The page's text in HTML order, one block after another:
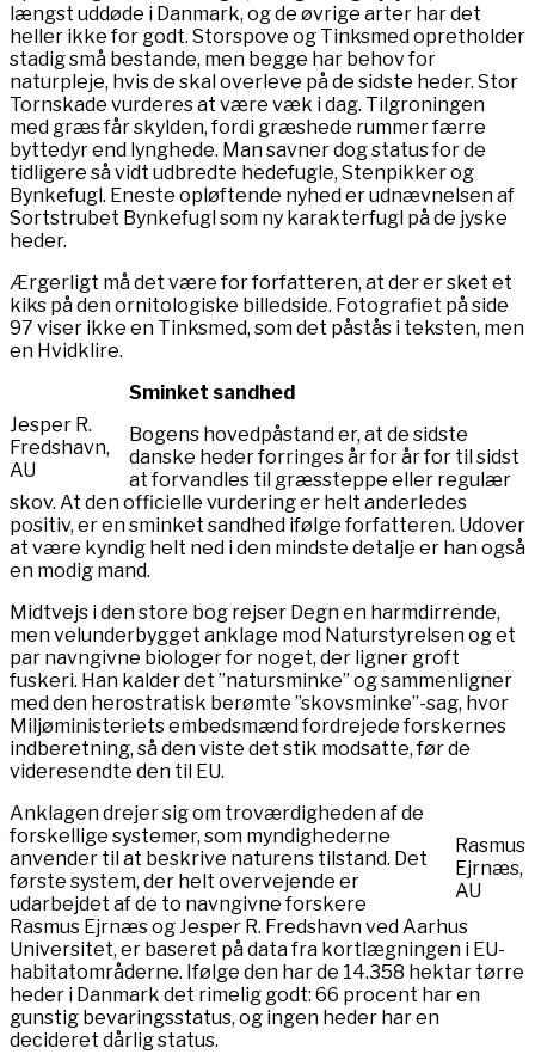
længst uddøde i Danmark, og de øvrige arter har det
heller ikke for godt. Storspove og Tinksmed opretholder
stadig små bestande, men begge har behov for
naturpleje, hvis de skal overleve på de sidste heder. Stor
Tornskade vurderes at være væk i dag. Tilgroningen
med græs får skylden, fordi græshede rummer færre
byttedyr end lynghede. Man savner dog status for de
tidligere så vidt udbredte hedefugle, Stenpikker og
Bynkefugl. Eneste opløftende nyhed er udnævnelsen af
Sortstrubet Bynkefugl som ny karakterfugl på de jyske
heder.
Ærgerligt må det være for forfatteren, at der er sket et
kiks på den ornitologiske billedside. Fotografiet på side
97 viser ikke en Tinksmed, som det påstås i teksten, men
en Hvidklire.
Jesper R.
Fredshavn,
AU
Sminket sandhed
Bogens hovedpåstand er, at de sidste
danske heder forringes år for år for til sidst
at forvandles til græssteppe eller regulær
skov. At den officielle vurdering er helt anderledes
positiv, er en sminket sandhed ifølge forfatteren. Udover
at være kyndig helt ned i den mindste detalje er han også
en modig mand.
Midtvejs i den store bog rejser Degn en harmdirrende,
men velunderbygget anklage mod Naturstyrelsen og et
par navngivne biologer for noget, der ligner groft
fuskeri. Han kalder det ”natursminke” og sammenligner
med den herostratisk berømte ”skovsminke”-sag, hvor
Miljøministeriets embedsmænd fordrejede forskernes
indberetning, så den viste det stik modsatte, før de
videresendte den til EU.
Rasmus
Ejrnæs,
AU
Anklagen drejer sig om troværdigheden af de
forskellige systemer, som myndighederne
anvender til at beskrive naturens tilstand. Det
første system, der helt overvejende er
udarbejdet af de to navngivne forskere
Rasmus Ejrnæs og Jesper R. Fredshavn ved Aarhus
Universitet, er baseret på data fra kortlægningen i EU-
habitatområderne. Ifølge den har de 14.358 hektar tørre
heder i Danmark det rimelig godt: 66 procent har en
gunstig bevaringsstatus, og ingen heder har en
decideret dårlig status.